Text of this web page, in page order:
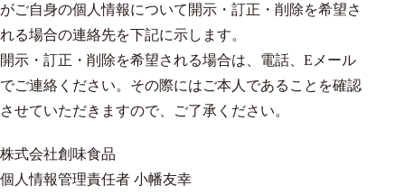
がご自身の個人情報について開示・訂正・削除を希望さ
れる場合の連絡先を下記に示します。
開示・訂正・削除を希望される場合は、電話、Eメール
でご連絡ください。その際にはご本人であることを確認
させていただきますので、ご了承ください。
株式会社創味食品
個人情報管理責任者 小幡友幸